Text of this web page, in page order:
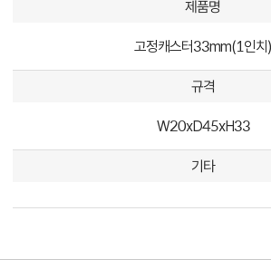
제품명
고정캐스터33mm(1인치)
규격
W20xD45xH33
기타